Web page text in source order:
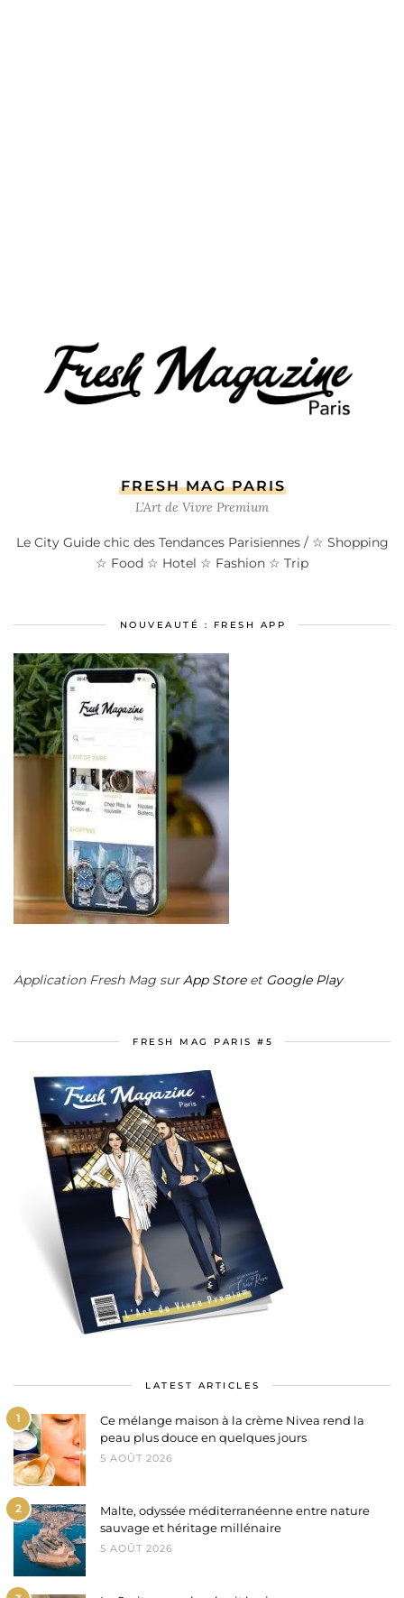
FRESH MAG PARIS
L’Art de Vivre Premium
Le City Guide chic des Tendances Parisiennes / ☆ Shopping
☆ Food ☆ Hotel ☆ Fashion ☆ Trip
NOUVEAUTÉ : FRESH APP
Application Fresh Mag sur App Storeet Google Play
FRESH MAG PARIS #5
LATEST ARTICLES
1
Ce mélange maison à la crème Nivea rend la
peau plus douce en quelques jours
5 AOÛT 2026
2
Malte, odyssée méditerranéenne entre nature
sauvage et héritage millénaire
5 AOÛT 2026